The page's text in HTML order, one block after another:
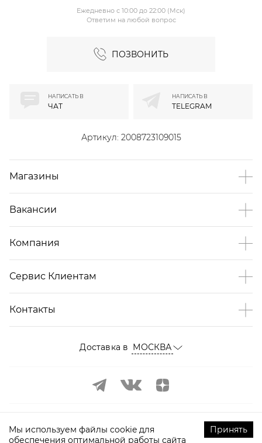
ПОЗВОНИТЬ
Ежедневно с 10:00 до 22:00 (Мск)
Ответим на любой вопрос
Артикул: 2008723109015
НАПИСАТЬ В
ЧАТ
НАПИСАТЬ В
TELEGRAM
Магазины
Вакансии
Компания
Сервис Клиентам
Контакты
Доставка в МОСКВА
Мы используем файлы cookie для
обеспечения оптимальной работы сайта
Принять